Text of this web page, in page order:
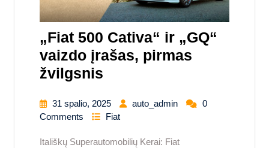
„Fiat 500 Cativa“ ir „GQ“
vaizdo įrašas, pirmas
žvilgsnis
31 spalio, 2025 auto_admin
0
Comments
Fiat
Itališkų Superautomobilių Kerai: Fiat